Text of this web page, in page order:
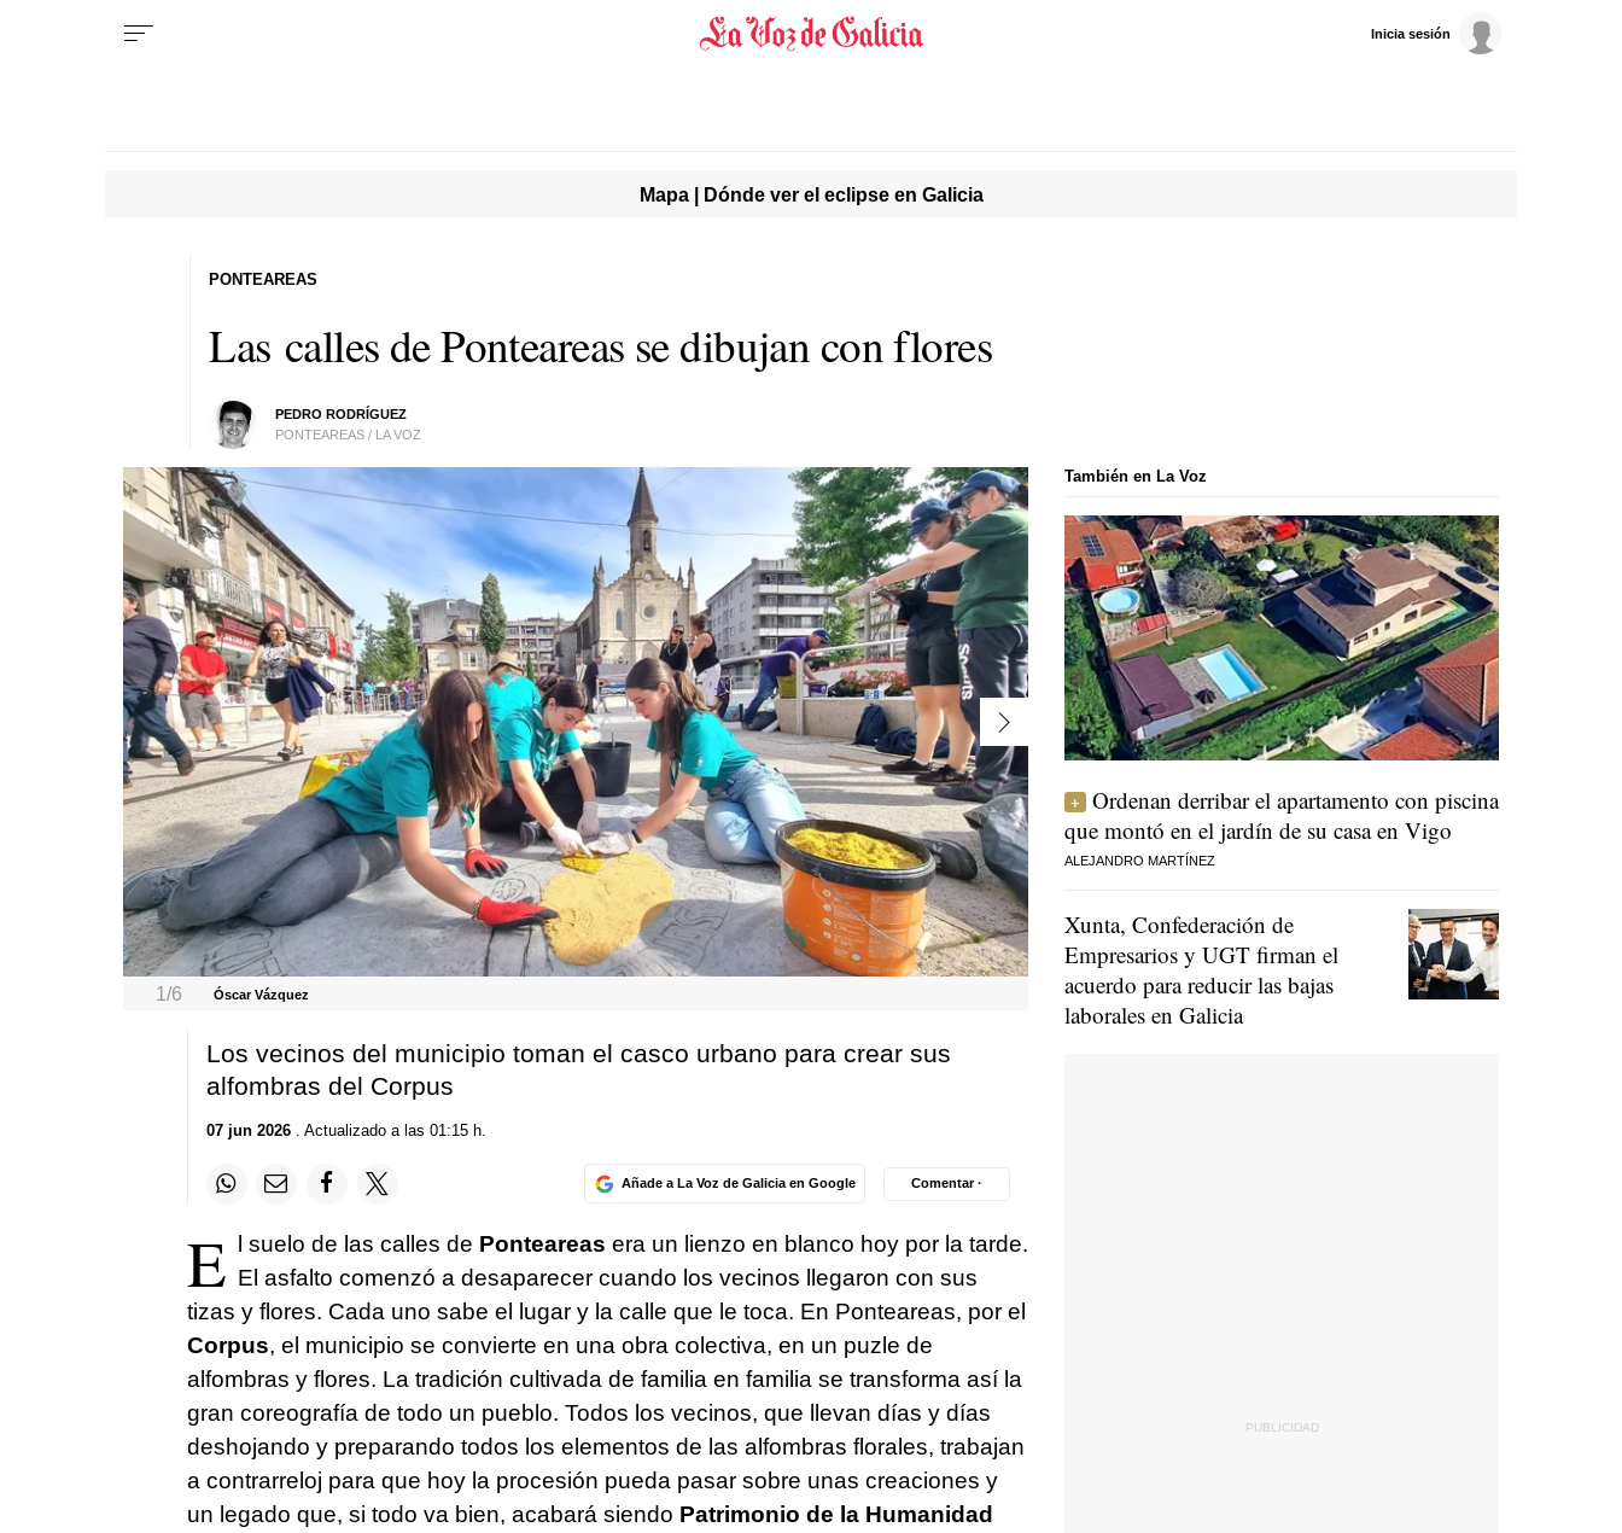
Inicia sesión
Mapa | Dónde ver el eclipse en Galicia
Las calles de Ponteareas se dibujan con flores
PEDRO RODRÍGUEZ
PONTEAREAS / LA VOZ
PONTEAREAS
1/6 Óscar Vázquez
Los vecinos del municipio toman el casco urbano para crear sus
alfombras del Corpus
07 jun 2026. Actualizado a las 01:15 h.
Añade a La Voz de Galicia en Google Comentar ·
E l suelo de las calles de Ponteareas era un lienzo en blanco hoy por la tarde.
El asfalto comenzó a desaparecer cuando los vecinos llegaron con sus
tizas y flores. Cada uno sabe el lugar y la calle que le toca. En Ponteareas, por el
Corpus, el municipio se convierte en una obra colectiva, en un puzle de
alfombras y flores. La tradición cultivada de familia en familia se transforma así la
gran coreografía de todo un pueblo. Todos los vecinos, que llevan días y días
deshojando y preparando todos los elementos de las alfombras florales, trabajan
a contrarreloj para que hoy la procesión pueda pasar sobre unas creaciones y
un legado que, si todo va bien, acabará siendo Patrimonio de la Humanidad
También en La Voz
Ordenan derribar el apartamento con piscina
que montó en el jardín de su casa en Vigo
ALEJANDRO MARTÍNEZ
Xunta, Confederación de
Empresarios y UGT firman el
acuerdo para reducir las bajas
laborales en Galicia